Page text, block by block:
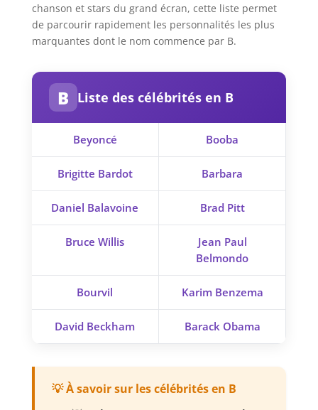
chanson et stars du grand écran, cette liste permet
de parcourir rapidement les personnalités les plus
marquantes dont le nom commence par B.
B Liste des célébrités en B
Beyoncé Booba
Brigitte Bardot Barbara
Daniel Balavoine Brad Pitt
Bruce Willis
Jean Paul
Belmondo
Bourvil Karim Benzema
David Beckham Barack Obama
💡 À savoir sur les célébrités en B